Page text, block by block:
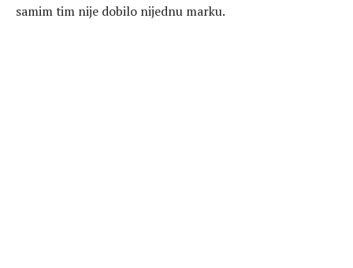
samim tim nije dobilo nijednu marku.